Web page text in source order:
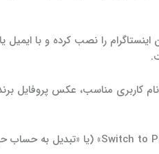
اینستاگرام را نصب کرده و با
کاربری مناسب، عکس پروفایل